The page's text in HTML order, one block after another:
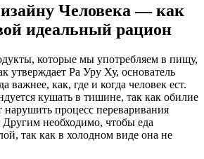
Человека — как
идеальный рацион
которые мы употребляем в пищу,
утверждает Ра Уру Ху, основатель
важнее, как, где и когда человек ест.
кушать в тишине, так как обилие
нарушить процесс переваривания
необходимо, чтобы еда
так как в холодном виде она не